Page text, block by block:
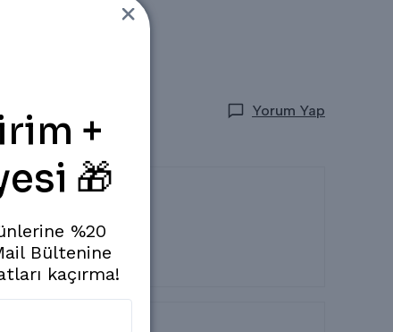
Yorum Yap
+
🎁
%20
Bültenine
kaçırma!